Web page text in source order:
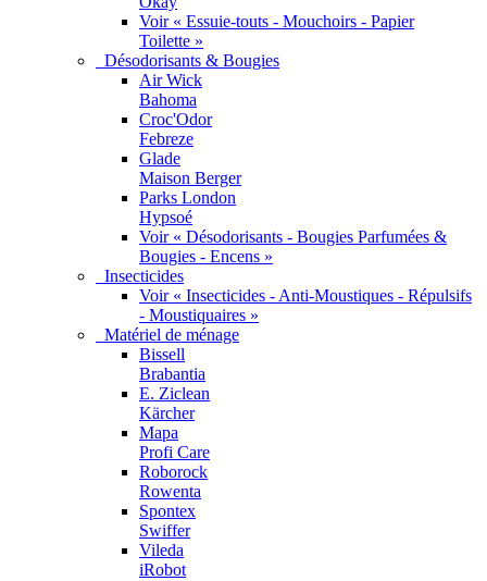
Voir « Essuie-touts - Mouchoirs - Papier
Toilette »
Désodorisants & Bougies
Air Wick
Bahoma
Croc'Odor
Febreze
Glade
Maison Berger
Parks London
Hypsoé
Voir « Désodorisants - Bougies Parfumées &
Bougies - Encens »
Insecticides
Voir « Insecticides - Anti-Moustiques - Répulsifs
- Moustiquaires »
Matériel de ménage
Bissell
Brabantia
E. Ziclean
Kärcher
Mapa
Profi Care
Roborock
Rowenta
Spontex
Swiffer
Vileda
iRobot